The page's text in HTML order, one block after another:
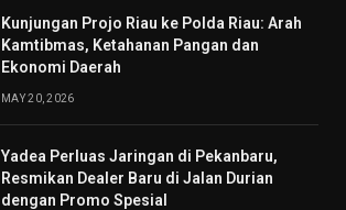
Kunjungan Projo Riau ke Polda Riau: Arah
Kamtibmas, Ketahanan Pangan dan
Ekonomi Daerah
MAY 20, 2026
Yadea Perluas Jaringan di Pekanbaru,
Resmikan Dealer Baru di Jalan Durian
dengan Promo Spesial